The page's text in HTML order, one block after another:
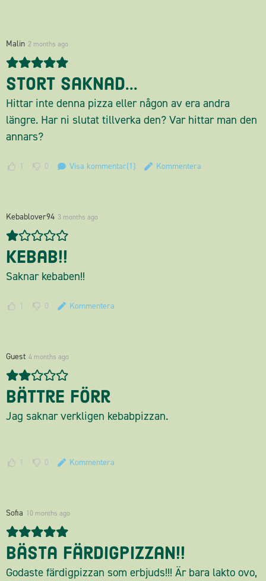
Malin 2 months ago
Stort saknad...
Hittar inte denna pizza eller någon av era andra
längre. Har ni slutat tillverka den? Var hittar man den
annars?
1 0 Visa kommentar(1) Kommentera
Kebablover94 3 months ago
Kebab!!
Saknar kebaben!!
1 0 Kommentera
Guest 4 months ago
Bättre förr
Jag saknar verkligen kebabpizzan.
1 0 Kommentera
Sofia 10 months ago
Bästa färdigpizzan!!
Godaste färdigpizzan som erbjuds!!! Är bara lakto ovo,